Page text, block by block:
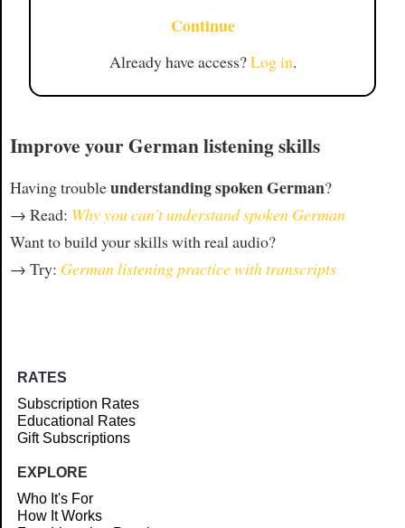
Continue
Already have access?Log in.
Improve your German listening skills
Having troubleunderstanding spoken German?
→ Read: Why you can't understand spoken German
Want to build your skills with real audio?
→ Try: German listening practice with transcripts
RATES
Subscription Rates
Educational Rates
Gift Subscriptions
EXPLORE
Who It's For
How It Works